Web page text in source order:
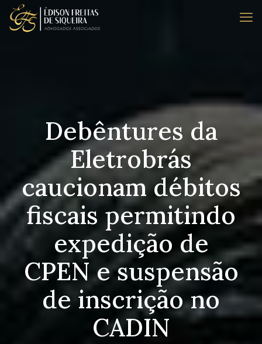
Debêntures da
Eletrobrás
caucionam débitos
fiscais permitindo
expedição de
CPEN e suspensão
de inscrição no
CADIN